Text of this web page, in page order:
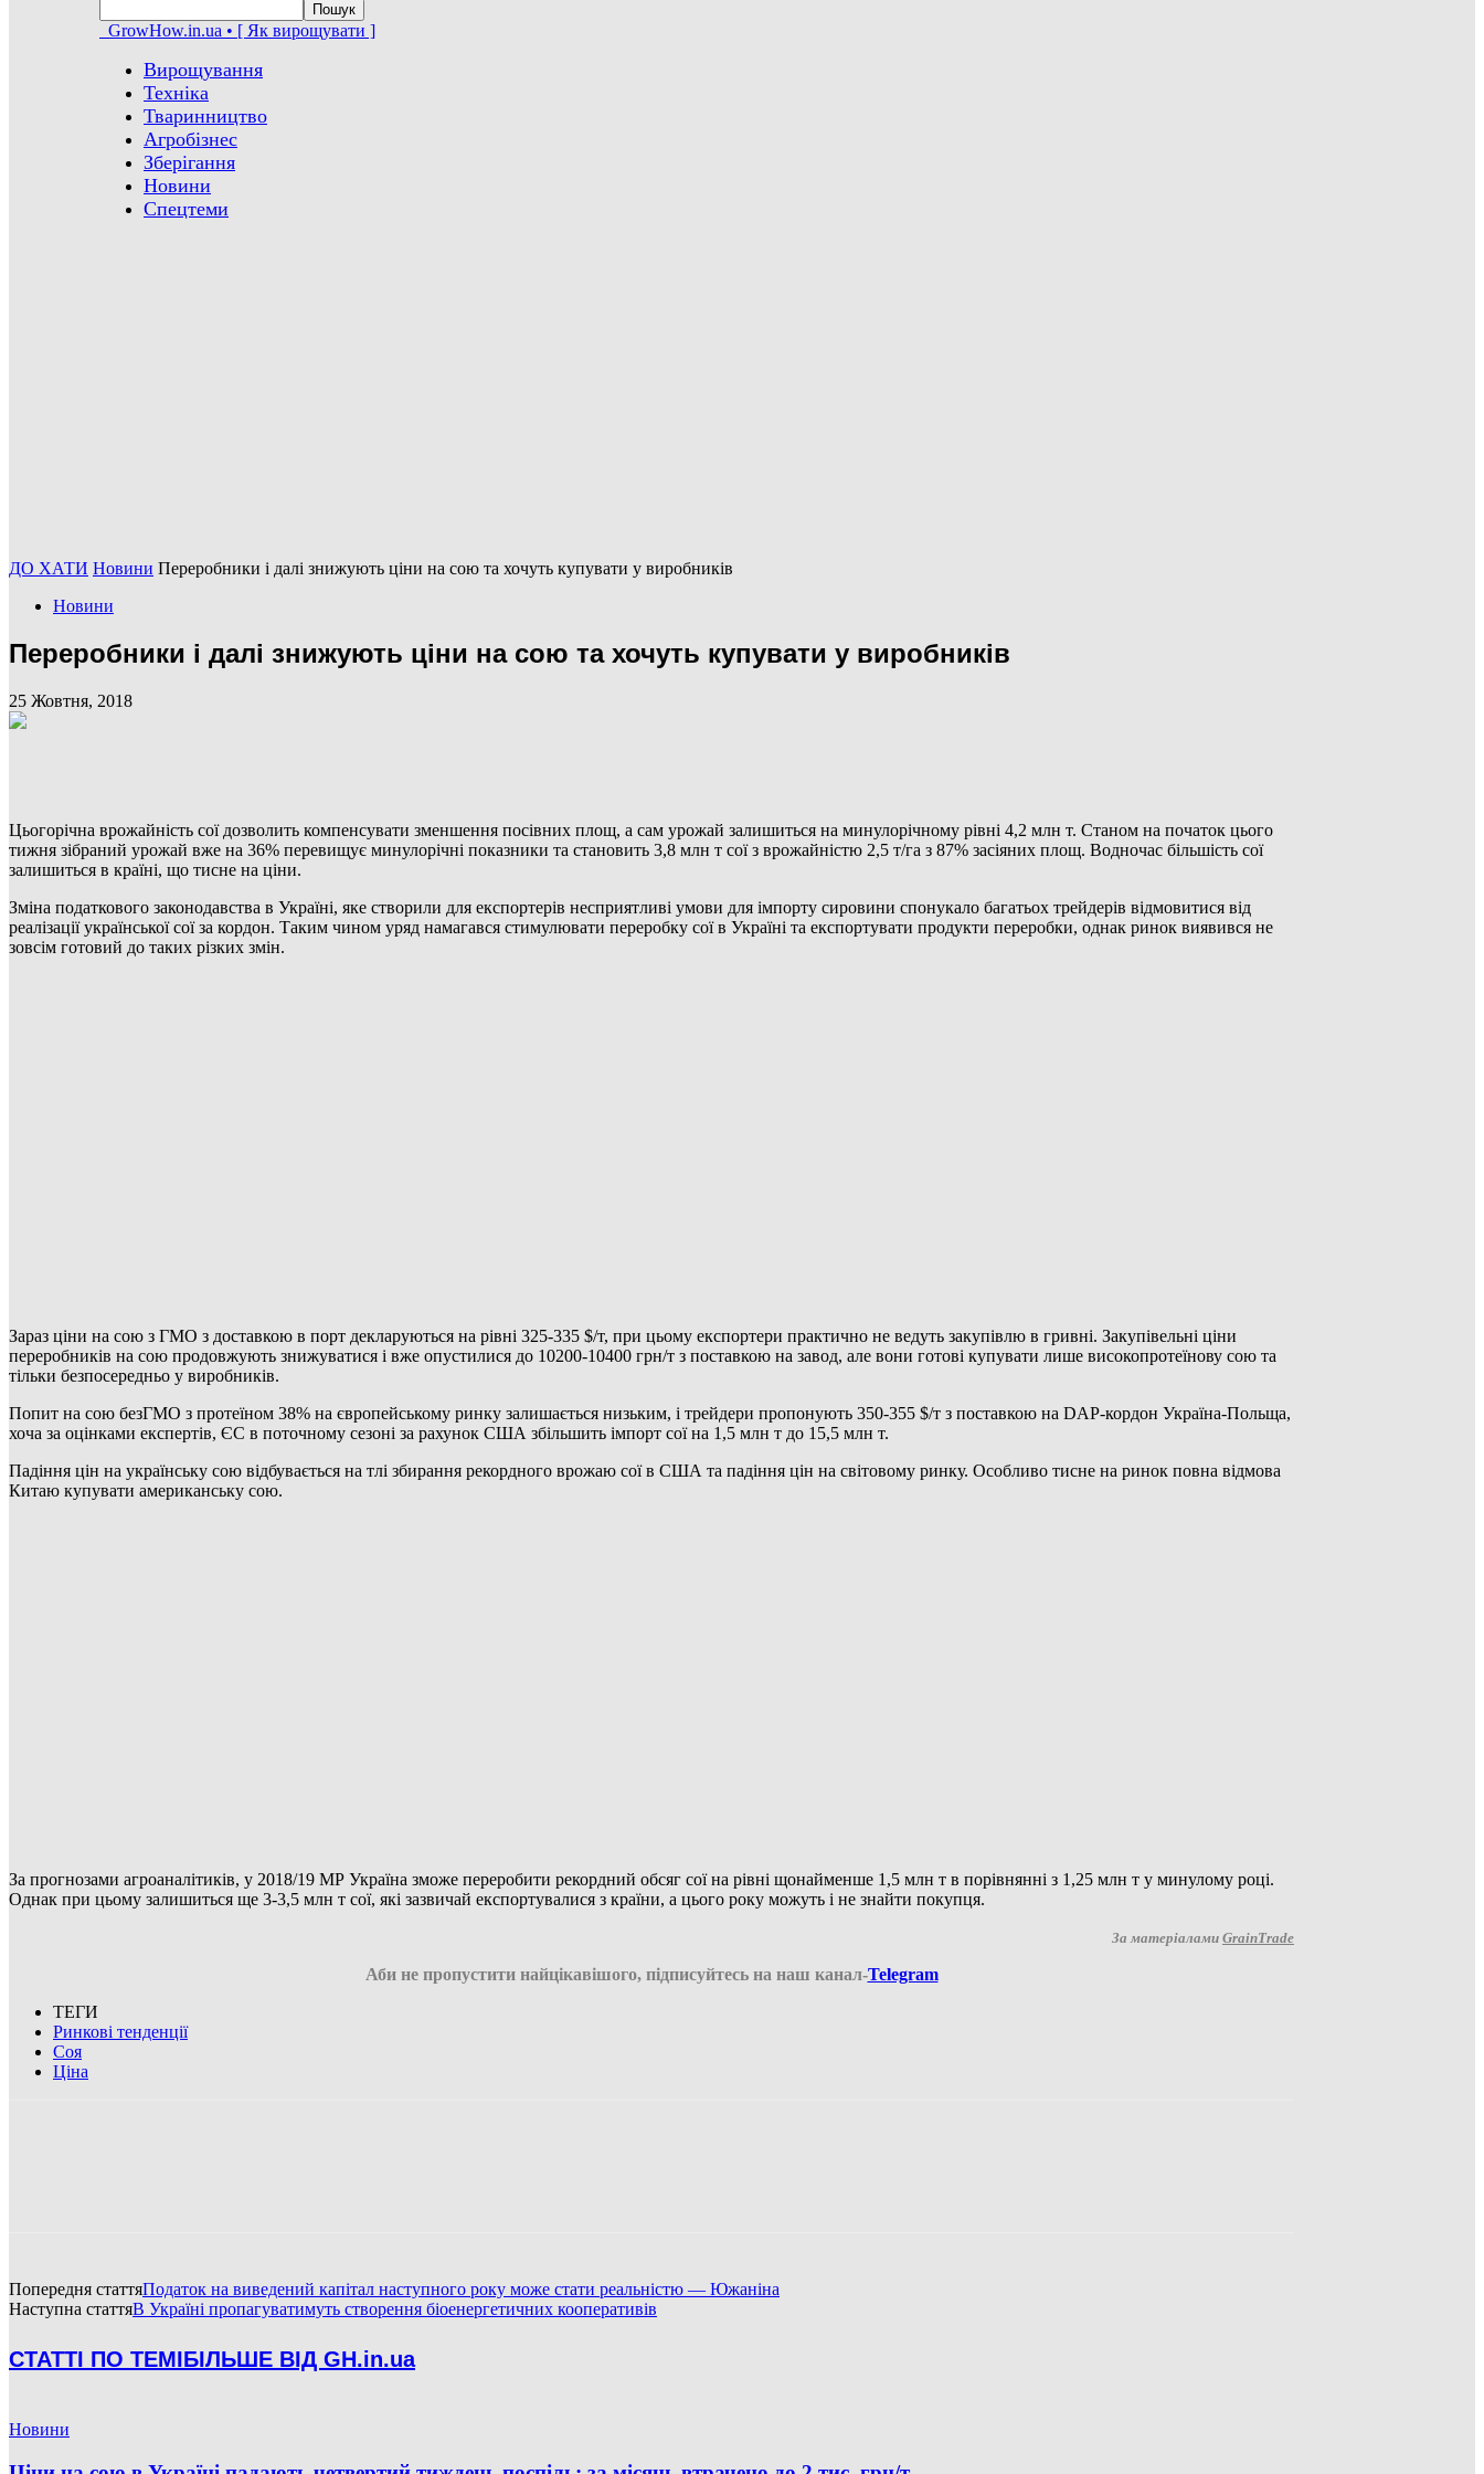
GrowHow.in.ua • [ Як вирощувати ]
Вирощування
Техніка
Тваринництво
Агробізнес
Зберігання
Новини
Спецтеми
ДО ХАТИ Новини Переробники і далі знижують ціни на сою та хочуть купувати у виробників
Новини
Переробники і далі знижують ціни на сою та хочуть купувати у виробників
25 Жовтня, 2018
Цьогорічна врожайність сої дозволить компенсувати зменшення посівних площ, а сам урожай залишиться на минулорічному рівні 4,2 млн т. Станом на початок цього
тижня зібраний урожай вже на 36% перевищує минулорічні показники та становить 3,8 млн т сої з врожайністю 2,5 т/га з 87% засіяних площ. Водночас більшість сої
залишиться в країні, що тисне на ціни.
Зміна податкового законодавства в Україні, яке створили для експортерів несприятливі умови для імпорту сировини спонукало багатьох трейдерів відмовитися від
реалізації української сої за кордон. Таким чином уряд намагався стимулювати переробку сої в Україні та експортувати продукти переробки, однак ринок виявився не
зовсім готовий до таких різких змін.
Зараз ціни на сою з ГМО з доставкою в порт декларуються на рівні 325-335 $/т, при цьому експортери практично не ведуть закупівлю в гривні. Закупівельні ціни
переробників на сою продовжують знижуватися і вже опустилися до 10200-10400 грн/т з поставкою на завод, але вони готові купувати лише високопротеїнову сою та
тільки безпосередньо у виробників.
Попит на сою безГМО з протеїном 38% на європейському ринку залишається низьким, і трейдери пропонують 350-355 $/т з поставкою на DAP-кордон Україна-Польща,
хоча за оцінками експертів, ЄС в поточному сезоні за рахунок США збільшить імпорт сої на 1,5 млн т до 15,5 млн т.
Падіння цін на українську сою відбувається на тлі збирання рекордного врожаю сої в США та падіння цін на світовому ринку. Особливо тисне на ринок повна відмова
Китаю купувати американську сою.
За прогнозами агроаналітиків, у 2018/19 МР Україна зможе переробити рекордний обсяг сої на рівні щонайменше 1,5 млн т в порівнянні з 1,25 млн т у минулому році.
Однак при цьому залишиться ще 3-3,5 млн т сої, які зазвичай експортувалися з країни, а цього року можуть і не знайти покупця.
За матеріалами GrainTrade
Аби не пропустити найцікавішого, підписуйтесь на наш канал-Telegram
ТЕГИ
Ринкові тенденції
Соя
Ціна
Попередня статтяПодаток на виведений капітал наступного року може стати реальністю — Южаніна
Наступна статтяВ Україні пропагуватимуть створення біоенергетичних кооперативів
СТАТТІ ПО ТЕМІБІЛЬШЕ ВІД GH.in.ua
Новини